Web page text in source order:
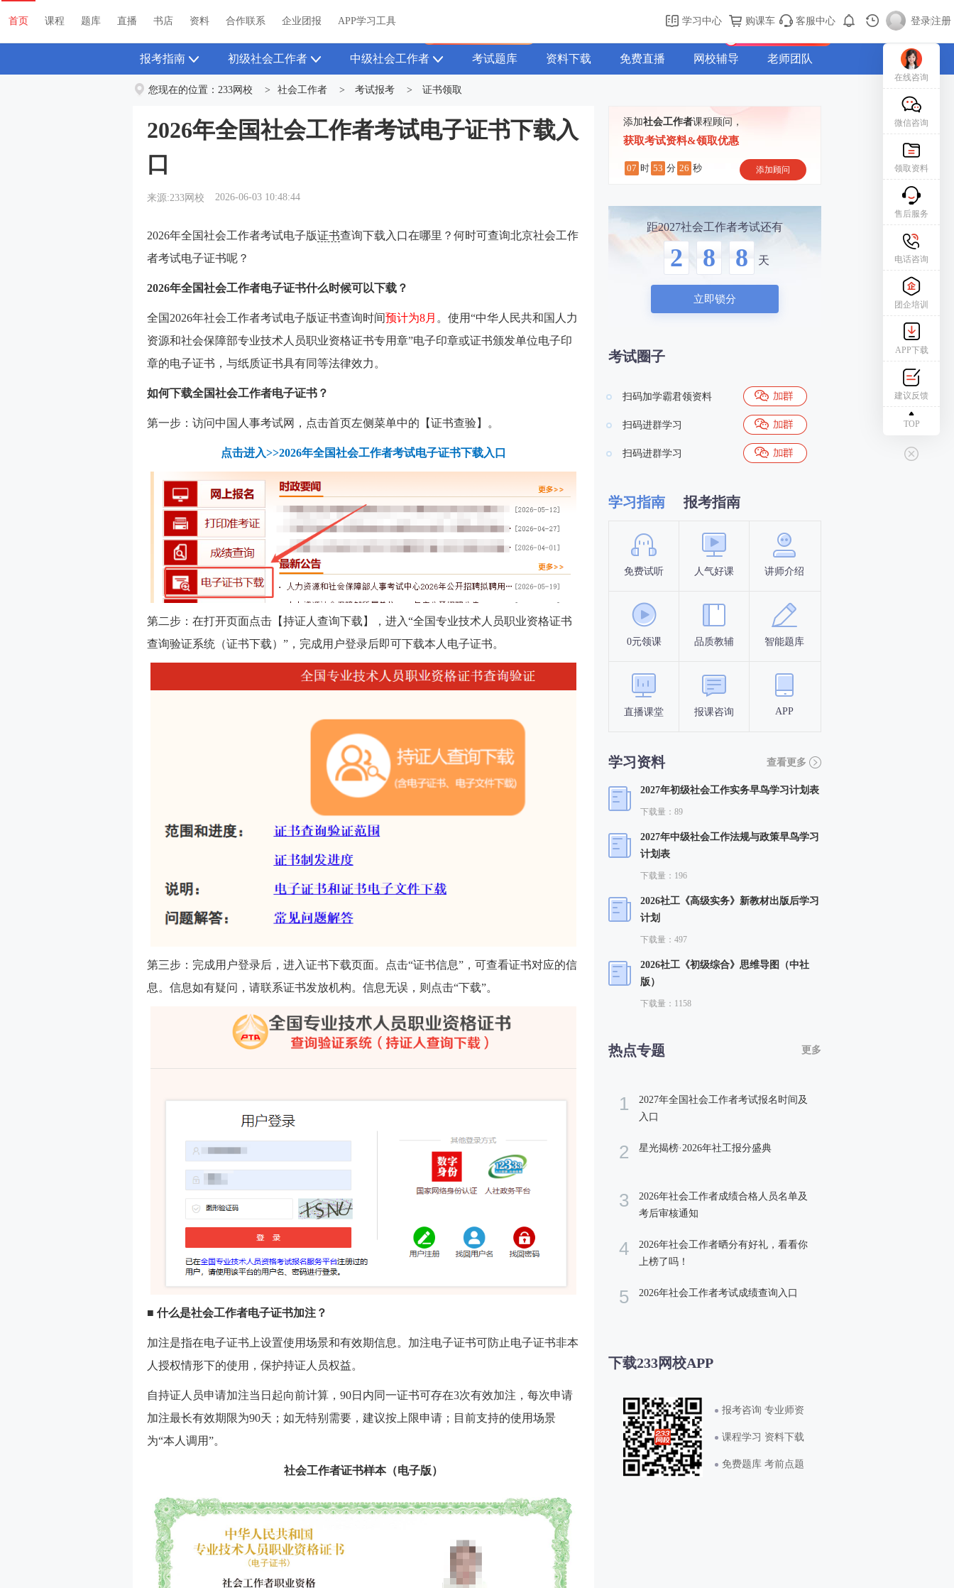
首页 课程 题库 直播 书店 资料 合作联系 企业团报 APP学习工具 学习中心 购课车 客服中心 登录|注册
首页 课程 题库 直播 书店 资料 关于我们 帮助中心 购课车 登录/注册
报考指南 初级社会工作者 中级社会工作者 考试题库 资料下载 免费直播 网校辅导 老师团队
您现在的位置： 233网校 > 社会工作者 > 考试报考 > 证书领取
2026年全国社会工作者考试电子证书下载入
口
来源:233网校 2026-06-03 10:48:44
2026年全国社会工作者考试电子版证书查询下载入口在哪里？何时可查询北京社会工作
者考试电子证书呢？
2026年全国社会工作者电子证书什么时候可以下载？
全国2026年社会工作者考试电子版证书查询时间预计为8月 。使用“中华人民共和国人力
资源和社会保障部专业技术人员职业资格证书专用章”电子印章或证书颁发单位电子印
章的电子证书，与纸质证书具有同等法律效力。
如何下载全国社会工作者电子证书？
第一步：访问中国人事考试网，点击首页左侧菜单中的【证书查验】。
点击进入>>2026年全国社会工作者考试电子证书下载入口
第二步： 在打开页面点击【持证人查询下载】，进入“全国专业技术人员职业资格证书
查询验证系统（证书下载）”，完成用户登录后即可下载本人电子证书。
第三步： 完成用户登录后 ，进入证书下载页面。点击“证书信息”，可查看证书对应的信
息。信息如有疑问，请联系证书发放机构。信息无误，则点击“下载”。
■ 什么是社会工作者电子证书加注？
加注是指在电子证书上设置使用场景和有效期信息。加注电子证书可防止电子证书非本
人授权情形下的使用，保护持证人员权益。
自持证人员申请加注当日起向前计算，90日内同一证书可存在3次有效加注，每次申请
加注最长有效期限为90天；如无特别需要，建议按上限申请；目前支持的使用场景
为“本人调用”。
社会工作者证书样本（电子版）
添加社会工作者课程顾问，
获取考试资料&领取优惠
07 时 53 分 25 秒 添加顾问
距2027社会工作者考试还有
2 8 8 天
立即锁分
考试圈子
扫码加学霸君领资料
扫码进群学习
扫码进群学习
学习指南 报考指南
免费试听 人气好课 讲师介绍
0元领课 品质教辅 智能题库
直播课堂 报课咨询 APP
学习资料 查看更多
2027年初级社会工作实务早鸟学习计划表
下载量：89
2027年中级社会工作法规与政策早鸟学习
计划表
下载量：196
2026社工《高级实务》新教材出版后学习
计划
下载量：497
2026社工《初级综合》思维导图（中社
版）
下载量：1158
热点专题 更多
1
2027年全国社会工作者考试报名时间及
入口
2 星光揭榜·2026年社工报分盛典
3
2026年社会工作者成绩合格人员名单及
考后审核通知
4
2026年社会工作者晒分有好礼，看看你
上榜了吗！
5 2026年社会工作者考试成绩查询入口
下载233网校APP
报考咨询 专业师资
课程学习 资料下载
免费题库 考前点题
在线咨询
微信咨询
领取资料
售后服务
电话咨询
团企培训
APP下载
建议反馈
TOP